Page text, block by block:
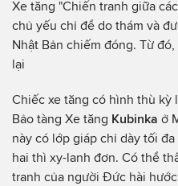
Xe tăng "Chiến tranh giữa
chủ yếu chỉ để do thám và
Nhật Bản chiếm đóng. Từ
lại
Chiếc xe tăng có hình thù kỳ
Bảo tàng Xe tăng Kubinka ở
này có lớp giáp chỉ dày tối
hai thì xy-lanh đơn. Có thể
tranh của người Đức hài